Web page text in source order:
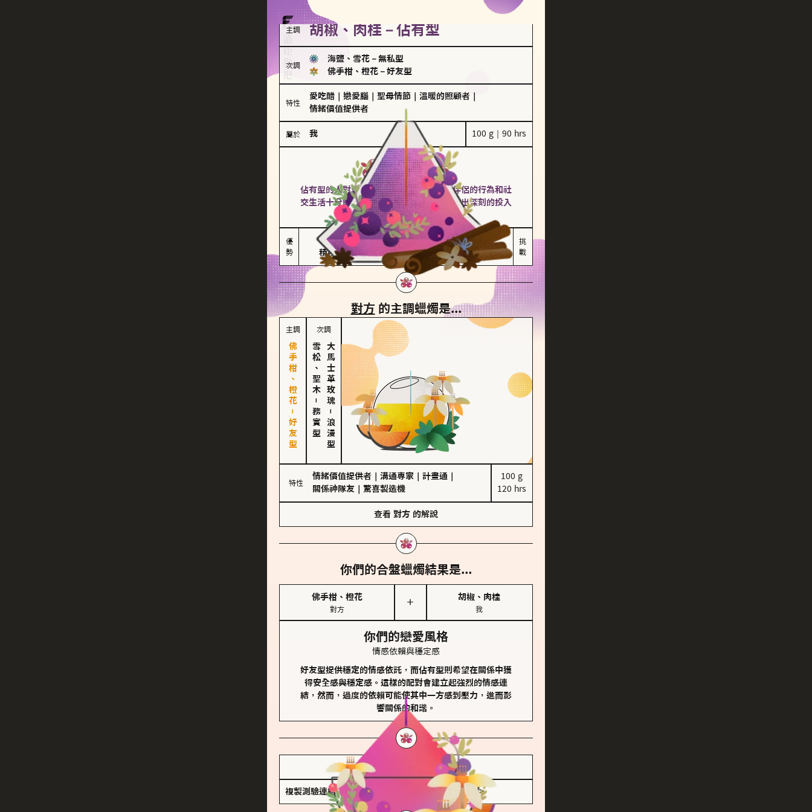
主調 胡椒、肉桂－佔有型
次調
海鹽、雪花 － 無私型
佛手柑、橙花 － 好友型
特性
愛吃醋 戀愛腦 聖母情節 溫暖的照顧者
情緒價值提供者
屬於 我 100 g｜90 hrs
佔有型
胡椒、肉桂
佔有型的人對愛情有強烈的保護欲，對於伴侶的行為和社
交生活十分敏感、容易吃醋。在關係中展現出深刻的投入
和激情，但也可能讓人感到窒息。
優
勢
能建立緊密關係
積極維繫關係熱度
嫉妒心較強
可能出現控制欲
挑
戰
對方 的主調蠟燭是...
主調
佛手柑、橙花－好友型
次調
雪松、聖木
－
務實型
大馬士革玫瑰
－
浪漫型
特性
情緒價值提供者 溝通專家 計畫通
關係神隊友
驚喜製造機
100 g
120 hrs
查看 對方 的解說
你們的合盤蠟燭結果是...
佛手柑、橙花
對方
＋
胡椒、肉桂
我
你們的戀愛風格
情感依賴與穩定感
好友型提供穩定的情感依託，而佔有型則希望在關係中獲
得安全感與穩定感。這樣的配對會建立起強烈的情感連
結，然而，過度的依賴可能使其中一方感到壓力，進而影
響關係的和諧。
儲存我的結果圖
複製測驗連結 查看香氛類型全解析 >>>